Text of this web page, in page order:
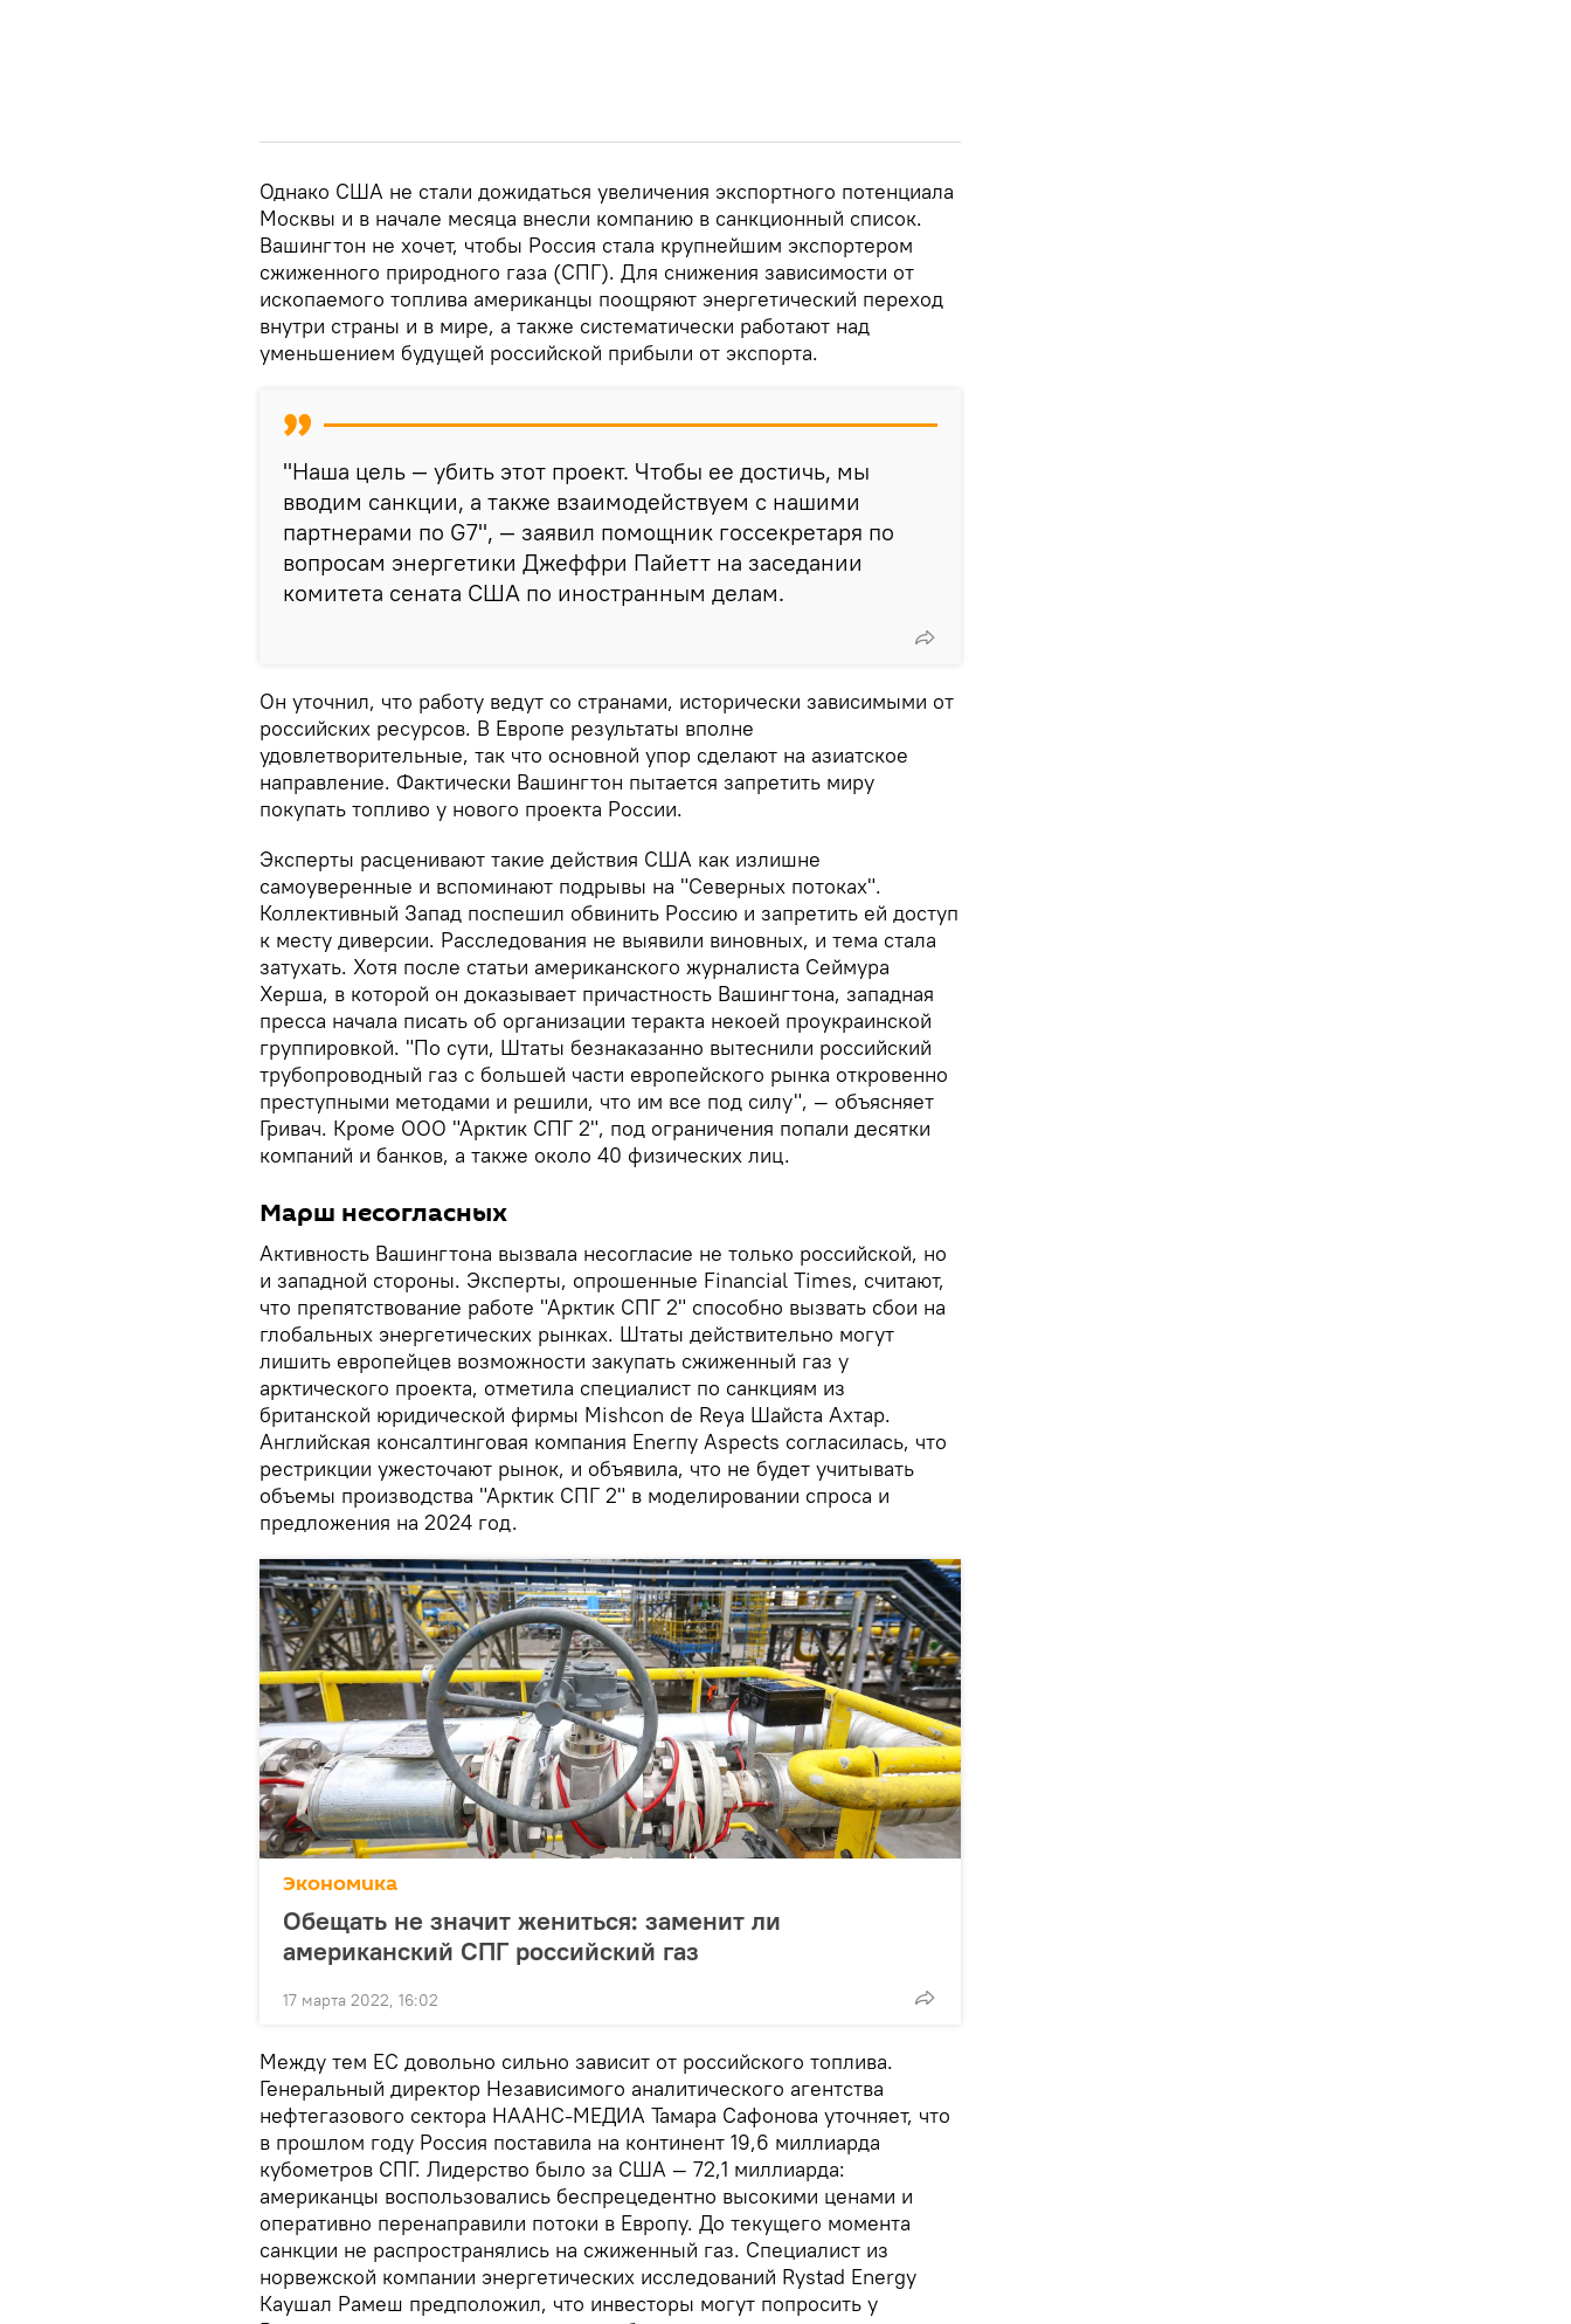
Однако США не стали дожидаться увеличения экспортного потенциала
Москвы и в начале месяца внесли компанию в санкционный список.
Вашингтон не хочет, чтобы Россия стала крупнейшим экспортером
сжиженного природного газа (СПГ). Для снижения зависимости от
ископаемого топлива американцы поощряют энергетический переход
внутри страны и в мире, а также систематически работают над
уменьшением будущей российской прибыли от экспорта.
"Наша цель — убить этот проект. Чтобы ее достичь, мы
вводим санкции, а также взаимодействуем с нашими
партнерами по G7", — заявил помощник госсекретаря по
вопросам энергетики Джеффри Пайетт на заседании
комитета сената США по иностранным делам.
Он уточнил, что работу ведут со странами, исторически зависимыми от
российских ресурсов. В Европе результаты вполне
удовлетворительные, так что основной упор сделают на азиатское
направление. Фактически Вашингтон пытается запретить миру
покупать топливо у нового проекта России.
Эксперты расценивают такие действия США как излишне
самоуверенные и вспоминают подрывы на "Северных потоках".
Коллективный Запад поспешил обвинить Россию и запретить ей доступ
к месту диверсии. Расследования не выявили виновных, и тема стала
затухать. Хотя после статьи американского журналиста Сеймура
Херша, в которой он доказывает причастность Вашингтона, западная
пресса начала писать об организации теракта некоей проукраинской
группировкой. "По сути, Штаты безнаказанно вытеснили российский
трубопроводный газ с большей части европейского рынка откровенно
преступными методами и решили, что им все под силу", — объясняет
Гривач. Кроме ООО "Арктик СПГ 2", под ограничения попали десятки
компаний и банков, а также около 40 физических лиц.
Марш несогласных
Активность Вашингтона вызвала несогласие не только российской, но
и западной стороны. Эксперты, опрошенные Financial Times, считают,
что препятствование работе "Арктик СПГ 2" способно вызвать сбои на
глобальных энергетических рынках. Штаты действительно могут
лишить европейцев возможности закупать сжиженный газ у
арктического проекта, отметила специалист по санкциям из
британской юридической фирмы Mishcon de Reya Шайста Ахтар.
Английская консалтинговая компания Enerпy Aspects согласилась, что
рестрикции ужесточают рынок, и объявила, что не будет учитывать
объемы производства "Арктик СПГ 2" в моделировании спроса и
предложения на 2024 год.
Экономика
Обещать не значит жениться: заменит ли
американский СПГ российский газ
17 марта 2022, 16:02
Между тем ЕС довольно сильно зависит от российского топлива.
Генеральный директор Независимого аналитического агентства
нефтегазового сектора НААНС-МЕДИА Тамара Сафонова уточняет, что
в прошлом году Россия поставила на континент 19,6 миллиарда
кубометров СПГ. Лидерство было за США — 72,1 миллиарда:
американцы воспользовались беспрецедентно высокими ценами и
оперативно перенаправили потоки в Европу. До текущего момента
санкции не распространялись на сжиженный газ. Специалист из
норвежской компании энергетических исследований Rystad Energy
Каушал Рамеш предположил, что инвесторы могут попросить у